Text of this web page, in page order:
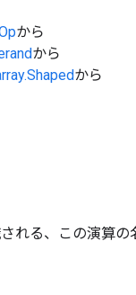
から
から
から
れる、この演算の